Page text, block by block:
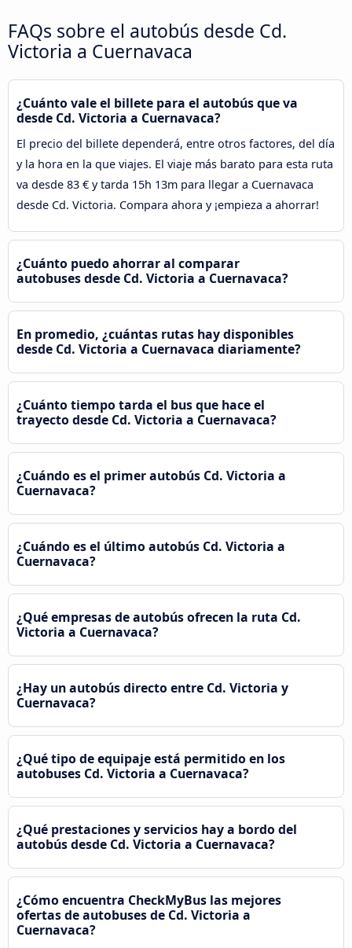
FAQs sobre el autobús desde Cd.
Victoria a Cuernavaca
¿Cuánto vale el billete para el autobús que va
desde Cd. Victoria a Cuernavaca?
El precio del billete dependerá, entre otros factores, del día
y la hora en la que viajes. El viaje más barato para esta ruta
va desde 83 € y tarda 15h 13m para llegar a Cuernavaca
desde Cd. Victoria. Compara ahora y ¡empieza a ahorrar!
¿Cuánto puedo ahorrar al comparar
autobuses desde Cd. Victoria a Cuernavaca?
En promedio, ¿cuántas rutas hay disponibles
desde Cd. Victoria a Cuernavaca diariamente?
¿Cuánto tiempo tarda el bus que hace el
trayecto desde Cd. Victoria a Cuernavaca?
¿Cuándo es el primer autobús Cd. Victoria a
Cuernavaca?
¿Cuándo es el último autobús Cd. Victoria a
Cuernavaca?
¿Qué empresas de autobús ofrecen la ruta Cd.
Victoria a Cuernavaca?
¿Hay un autobús directo entre Cd. Victoria y
Cuernavaca?
¿Qué tipo de equipaje está permitido en los
autobuses Cd. Victoria a Cuernavaca?
¿Qué prestaciones y servicios hay a bordo del
autobús desde Cd. Victoria a Cuernavaca?
¿Cómo encuentra CheckMyBus las mejores
ofertas de autobuses de Cd. Victoria a
Cuernavaca?